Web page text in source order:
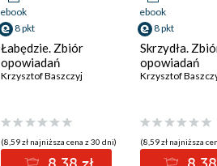
ebook
8 pkt
Łabędzie. Zbiór
opowiadań
Krzysztof Baszczyj
(8,59 zł najniższa cena z 30 dni)
ebook
8 pkt
Skrzydła.
opowiadań
Krzysztof
(8,59 zł najniższa